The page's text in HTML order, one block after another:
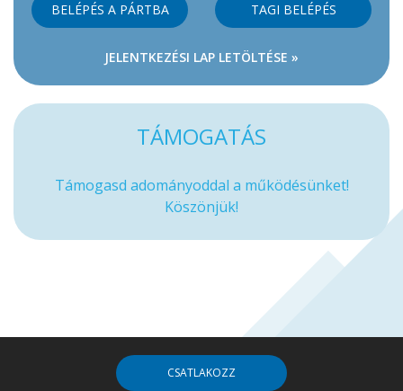
BELÉPÉS A PÁRTBA TAGI BELÉPÉS
JELENTKEZÉSI LAP LETÖLTÉSE »
TÁMOGATÁS
Támogasd adományoddal a működésünket!
Köszönjük!
CSATLAKOZZ